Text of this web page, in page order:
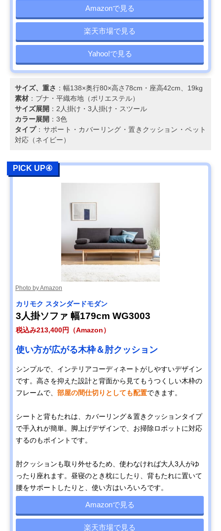
Amazonで見る
楽天市場で見る
Yahoo!で見る
サイズ、重さ ：幅138×奥行80×高さ78cm・座高42cm、19kg
素材 ：ブナ・平織布地（ポリエステル）
サイズ展開 ：2人掛け・3人掛け・スツール
カラー展開 ：3色
タイプ：サポート・カバーリング・置きクッション・ペット
対応（ネイビー）
PICK UP④
Photo by Amazon
カリモク スタンダードモダン
3人掛ソファ 幅179cm WG3003
税込み213,400円（Amazon）
使い方が広がる木枠＆肘クッション
シンプルで、インテリアコーディネートがしやすいデザイン
です。高さを抑えた設計と背面から見てもうつくしい木枠の
フレームで、 部屋の間仕切りとしても配置できます。
シートと背もたれは、カバーリング＆置きクッションタイプ
で手入れが簡単。脚上げデザインで、お掃除ロボットに対応
するのもポイントです。
肘クッションも取り外せるため、使わなければ大人3人がゆ
ったり座れます。昼寝のとき枕にしたり、背もたれに置いて
腰をサポートしたりと、使い方はいろいろです。
Amazonで見る
楽天市場で見る